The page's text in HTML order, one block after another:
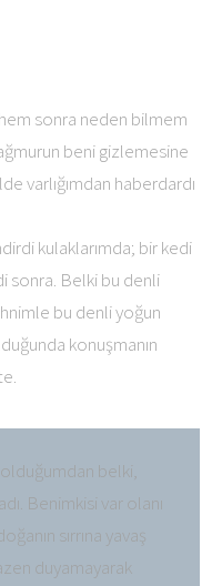
sonra neden bilmem
beni gizlemesine
varlığımdan haberdardı
kulaklarımda; bir kedi
sonra. Belki bu denli
bu denli yoğun
konuşmanın
olduğumdan belki,
Benimkisi var olanı
sırrına yavaş
duyamayarak